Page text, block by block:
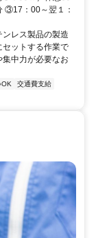
③17：00～翌１：
レス製品の製造
ットする作業で
中力が必要なお
OK
交通費支給